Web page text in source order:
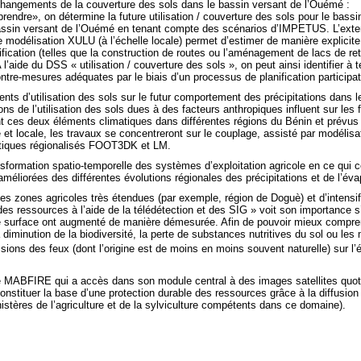
de la couverture des sols dans le bassin versant de l’Ouémé :
on détermine la future utilisation / couverture des sols pour le
versant de l’Ouémé en tenant compte des scénarios d’IMPETUS.
XULU (à l’échelle locale) permet d’estimer de manière
(telles que la construction de routes ou l’aménagement de lacs de
du DSS « utilisation / couverture des sols », on peut ainsi identifier
mesures adéquates par le biais d’un processus de planification
d’utilisation des sols sur le futur comportement des précipitations dans
de l’utilisation des sols dues à des facteurs anthropiques influent sur
deux éléments climatiques dans différentes régions du Bénin et
et locale, les travaux se concentreront sur le couplage, assisté par
régionalisés FOOT3DK et LM.
spatio-temporelle des systèmes d’exploitation agricole en ce qui
des différentes évolutions régionales des précipitations et de
zones agricoles très étendues (par exemple, région de Doguè) et
ressources à l’aide de la télédétection et des SIG » voit son importance
ont augmenté de manière démesurée. Afin de pouvoir mieux
diminution de la biodiversité, la perte de substances nutritives du sol ou les
des feux (dont l’origine est de moins en moins souvent naturelle) sur
qui a accès dans son module central à des images satellites
la base d’une protection durable des ressources grâce à la
de l’agriculture et de la sylviculture compétents dans ce domaine).